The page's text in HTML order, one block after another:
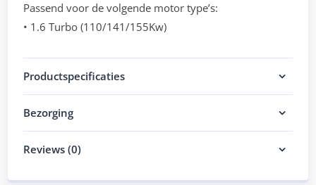
Passend voor de volgende motor type’s:
• 1.6 Turbo (110/141/155Kw)
Productspecificaties
Bezorging
Reviews (0)